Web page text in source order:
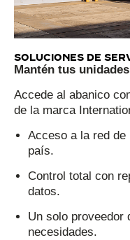
Soluciones de
Mantén tus
Accede al abanico
de la marca
Acceso a la red de
país.
Control total con
datos.
Un solo proveedor
necesidades.